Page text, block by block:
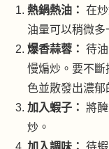
熱鍋熱油： 在
油量可以稍微多
爆香蒜蓉： 待
慢煸炒。要不
色並散發出濃郁
加入蝦子： 將
炒。